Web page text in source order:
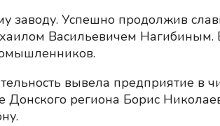
заводу. Успешно продолжив
Васильевичем Нагибиным.
вывела предприятие в
Донского региона Борис